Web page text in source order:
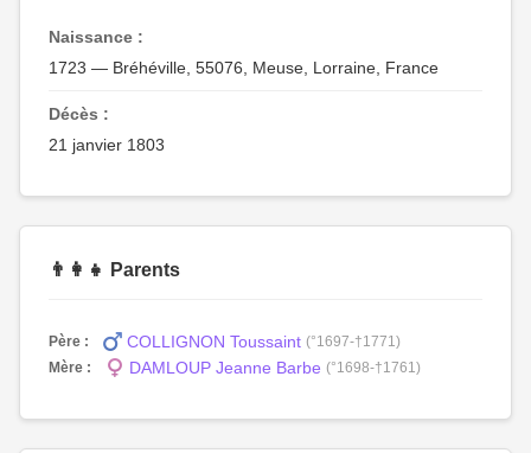
Naissance :
1723 — Bréhéville, 55076, Meuse, Lorraine, France
Décès :
21 janvier 1803
👨‍👩‍👧 Parents
Père : COLLIGNON Toussaint (°1697-†1771)
Mère :
DAMLOUP Jeanne Barbe (°1698-†1761)